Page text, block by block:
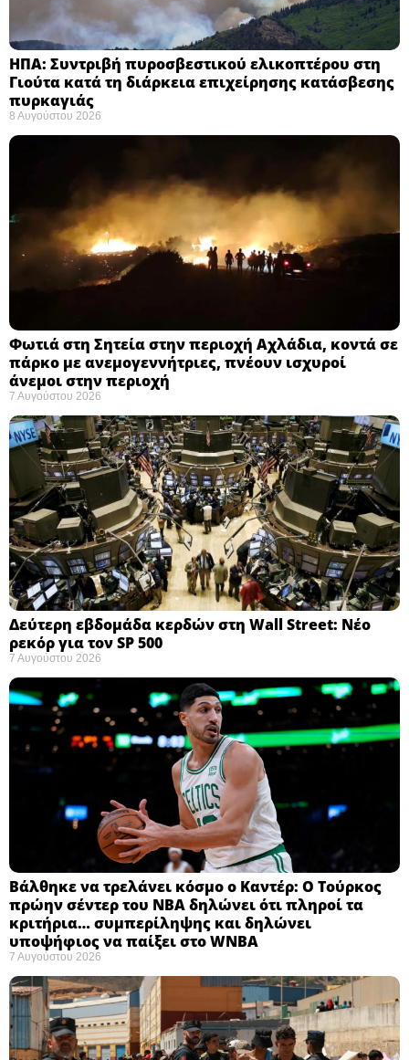
ΗΠΑ: Συντριβή πυροσβεστικού ελικοπτέρου στη
Γιούτα κατά τη διάρκεια επιχείρησης κατάσβεσης
πυρκαγιάς ​
8 Αυγούστου 2026
Φωτιά στη Σητεία στην περιοχή Αχλάδια, κοντά σε
πάρκο με ανεμογεννήτριες, πνέουν ισχυροί
άνεμοι στην περιοχή
7 Αυγούστου 2026
Δεύτερη εβδομάδα κερδών στη Wall Street: Νέο
ρεκόρ για τον SP 500
7 Αυγούστου 2026
Βάλθηκε να τρελάνει κόσμο ο Καντέρ: Ο Τούρκος
πρώην σέντερ του NBA δηλώνει ότι πληροί τα
κριτήρια… συμπερίληψης και δηλώνει
υποψήφιος να παίξει στο WNBA
7 Αυγούστου 2026